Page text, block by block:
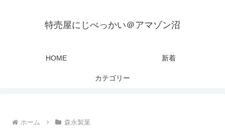
特売屋にじべっかい＠アマゾン沼
HOME 新着
カテゴリー
ホーム 森永製菓